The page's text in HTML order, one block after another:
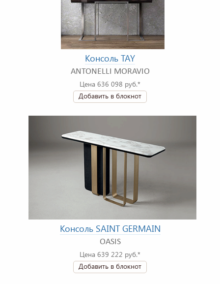
Консоль TAY
ANTONELLI MORAVIO
Цена 636 098 руб.*
Добавить в блокнот
Консоль SAINT GERMAIN
OASIS
Цена 639 222 руб.*
Добавить в блокнот